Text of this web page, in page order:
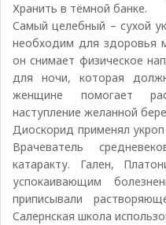
Хранить в тёмной банке.
Самый целебный – сухой
необходим для
он снимает физическое
для ночи, которая
женщине помогает
наступление желанной
Диоскорид применял
Врачеватель
катаракту. Гален,
успокаивающим
приписывали
Салернская школа